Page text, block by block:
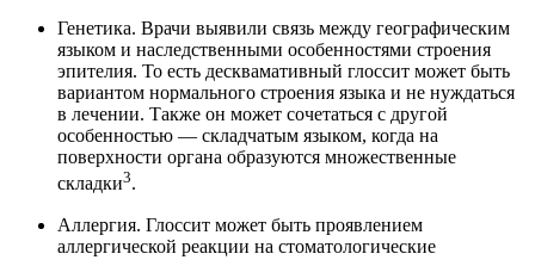
Генетика. Врачи выявили связь между географическим
языком и наследственными особенностями строения
эпителия. То есть десквамативный глоссит может быть
вариантом нормального строения языка и не нуждаться
в лечении. Также он может сочетаться с другой
особенностью — складчатым языком, когда на
поверхности органа образуются множественные
складки3.
Аллергия. Глоссит может быть проявлением
аллергической реакции на стоматологические